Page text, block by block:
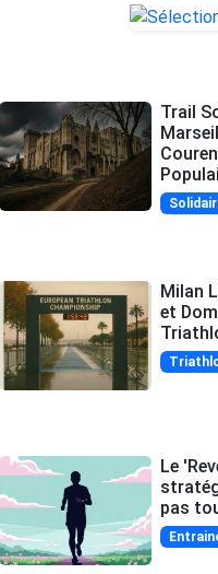
Trail
Milan
et
Le
pas